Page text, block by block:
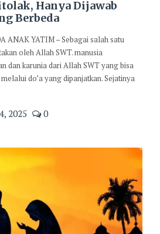
Hanya Dijawab
Berbeda
ANAK YATIM – Sebagai salah satu
oleh Allah SWT. manusia
dan karunia dari Allah SWT yang bisa
do’a yang dipanjatkan. Sejatinya
2025 0